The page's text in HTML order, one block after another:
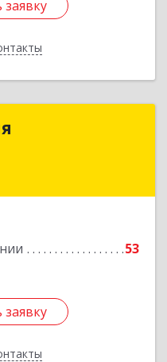
53
Евгения